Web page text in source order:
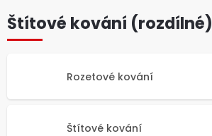
Štítové kování (rozdílné)
Rozetové kování
Štítové kování